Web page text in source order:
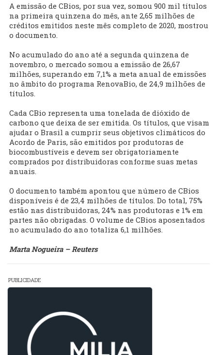
A emissão de CBios, por sua vez, somou 900 mil títulos
na primeira quinzena do mês, ante 2,65 milhões de
créditos emitidos neste mês completo de 2020, mostrou
o documento.
No acumulado do ano até a segunda quinzena de
novembro, o mercado somou a emissão de 26,67
milhões, superando em 7,1% a meta anual de emissões
no âmbito do programa RenovaBio, de 24,9 milhões de
títulos.
Cada CBio representa uma tonelada de dióxido de
carbono que deixa de ser emitida. Os títulos, que visam
ajudar o Brasil a cumprir seus objetivos climáticos do
Acordo de Paris, são emitidos por produtoras de
biocombustíveis e devem ser obrigatoriamente
comprados por distribuidoras conforme suas metas
anuais.
O documento também apontou que número de CBios
disponíveis é de 23,4 milhões de títulos. Do total, 75%
estão nas distribuidoras, 24% nas produtoras e 1% em
partes não obrigadas. O volume de CBios aposentados
no acumulado do ano totaliza 6,1 milhões.
Marta Nogueira – Reuters
PUBLICIDADE